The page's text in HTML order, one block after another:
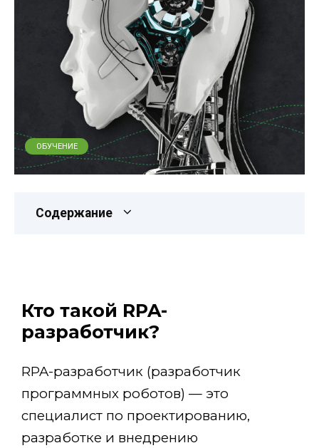
ОБУЧЕНИЕ
Содержание
Кто такой RPA-
разработчик?
RPA-разработчик (разработчик
программных роботов) — это
специалист по проектированию,
разработке и внедрению